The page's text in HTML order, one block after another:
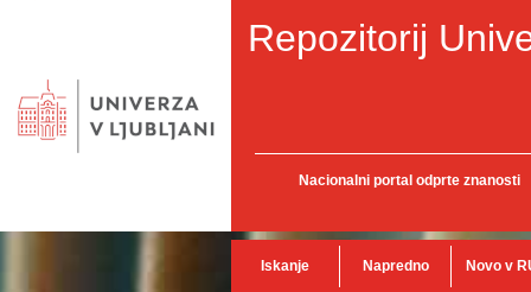
Repozitorij
Nacionalni portal odprte znanosti
Iskanje Napredno Novo v